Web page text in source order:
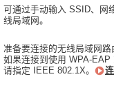
可通过手动输入 SSID、网
线局域网。
准备要连接的无线局域网路
如果连接到使用 WPA-EAP
请指定 IEEE 802.1X。